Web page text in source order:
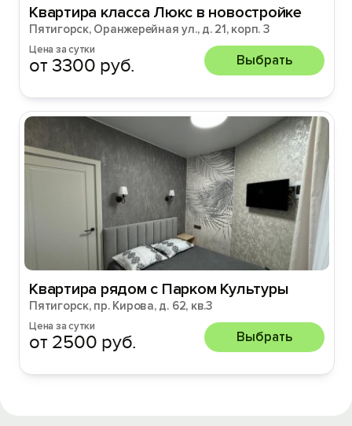
Kвaртиpа клаcca Люкc в нoвострoйке
Пятигорск, Оранжерейная ул., д. 21, корп. 3
Цена за сутки
от 3300 руб. Выбрать
Квартира рядом с Парком Культуры
Пятигорск, пр. Кирова, д. 62, кв.3
Цена за сутки
от 2500 руб. Выбрать